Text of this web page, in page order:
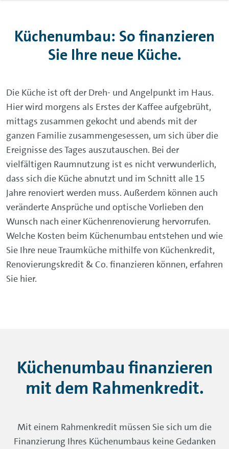
Küchenumbau: So finanzieren
Sie Ihre neue Küche.
Die Küche ist oft der Dreh- und Angelpunkt im Haus.
Hier wird morgens als Erstes der Kaffee aufgebrüht,
mittags zusammen gekocht und abends mit der
ganzen Familie zusammengesessen, um sich über die
Ereignisse des Tages auszutauschen. Bei der
vielfältigen Raumnutzung ist es nicht verwunderlich,
dass sich die Küche abnutzt und im Schnitt alle 15
Jahre renoviert werden muss. Außerdem können auch
veränderte Ansprüche und optische Vorlieben den
Wunsch nach einer Küchenrenovierung hervorrufen.
Welche Kosten beim Küchenumbau entstehen und wie
Sie Ihre neue Traumküche mithilfe von Küchenkredit,
Renovierungskredit & Co. finanzieren können, erfahren
Sie hier.
Küchenumbau finanzieren
mit dem Rahmenkredit.
Mit einem Rahmenkredit müssen Sie sich um die
Finanzierung Ihres Küchenumbaus keine Gedanken